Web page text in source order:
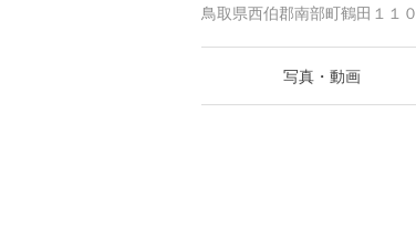
鳥取県西伯郡南部町鶴田１１０
写真・動画